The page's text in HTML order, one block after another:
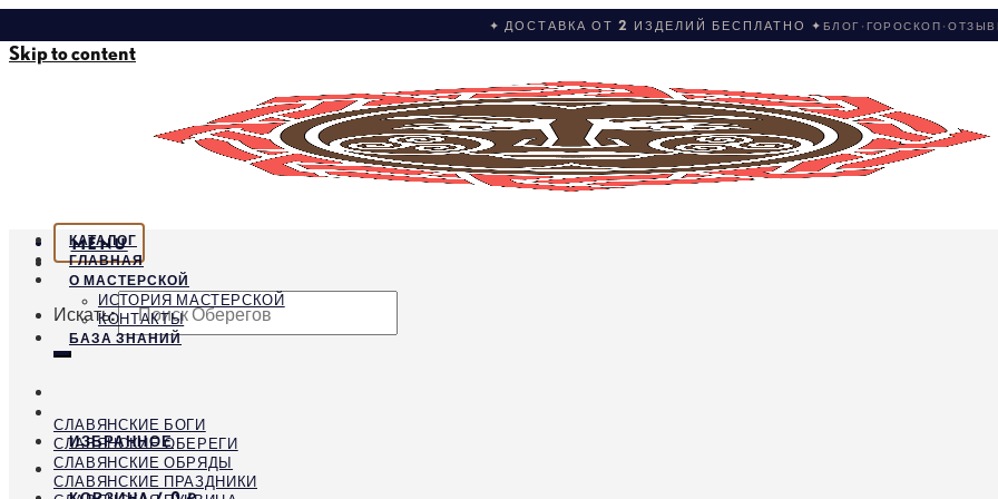
✦ ДОСТАВКА ОТ 2 ИЗДЕЛИЙ БЕСПЛАТНО ✦ БЛОГ ·ГОРОСКОП ·
Skip to content
MENU
Искать:
ИЗБРАННОЕ
КАТАЛОГ
ГЛАВНАЯ
О МАСТЕРСКОЙ
ИСТОРИЯ МАСТЕРСКОЙ
КОНТАКТЫ
БАЗА ЗНАНИЙ
СЛАВЯНСКИЕ БОГИ
СЛАВЯНСКИЕ ОБЕРЕГИ
СЛАВЯНСКИЕ ОБРЯДЫ
СЛАВЯНСКИЕ ПРАЗДНИКИ